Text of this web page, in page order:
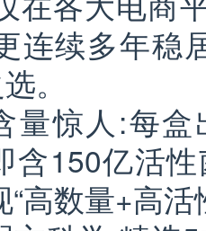
连续多年稳
。
量惊人:每
含150亿活
“高数量+高